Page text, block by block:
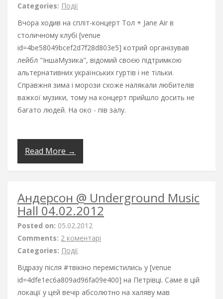
Categories: Події
Вчора ходив на спліт-концерт Тол + Jane Air в
столичному клубі [venue
id=4be58049bcef2d7f28d803e5] котрий організував
лейбл "ІншаМузика", відомий своєю підтримкою
альтернативних українських гуртів і не тільки.
Справжня зима і морози схоже налякали любителів
важкої музики, тому на концерт прийшло досить не
багато людей. На око - пів залу.
Read More →
Андерсон @ Underground Music
Hall 04.02.2012
Posted on: 05.02.2012
Comments: 2 коментарі
Categories: Події
Відразу після #твікіно перемістились у [venue
id=4dfe1ec6a809ad96fa09e400] на Петрівці. Саме в цій
локації у цей вечір абсолютно на халяву мав